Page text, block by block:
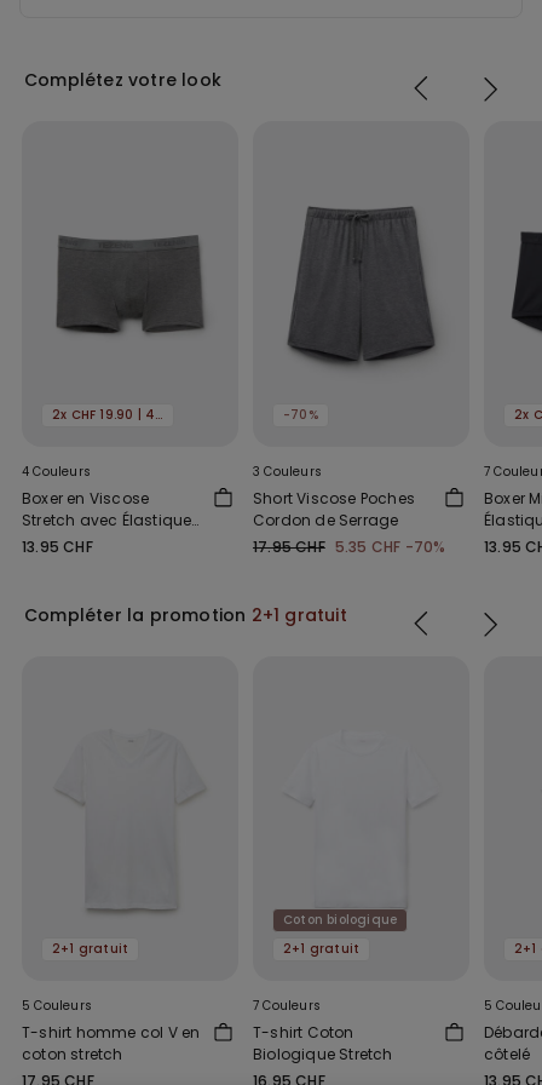
Complétez votre look
2x CHF 19.90 | 4x 29.90
4 Couleurs
Boxer en Viscose
Stretch avec Élastique
Logo
13.95 CHF
-70%
3 Couleurs
Short Viscose Poches
Cordon de Serrage
17.95 CHF 5.35 CHF -70%
7
Boxer
13.95
Compléter la promotion 2+1 gratuit
2+1 gratuit
5 Couleurs
T-shirt homme col V en
coton stretch
Coton biologique
2+1 gratuit
7 Couleurs
T-shirt Coton
Biologique Stretch
5
côtelé